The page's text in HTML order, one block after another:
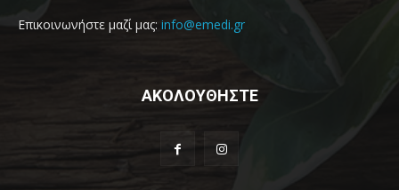
Επικοινωνήστε μαζί μας: info@emedi.gr
ΑΚΟΛΟΥΘΗΣΤΕ